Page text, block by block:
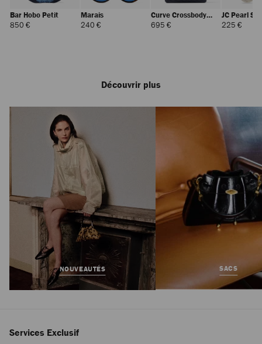
Bar Hobo Petit
850 €
Marais
240 €Prix
Régulier
Curve Crossbody
Petit
695 €
JC Pearl
225 €Prix
Diamond Light Flex F
Régulier
Découvrir plus
NOUVEAUTÉS SACS
Services Exclusif